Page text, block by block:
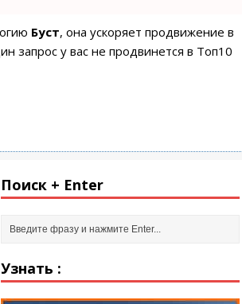
Буст, она ускоряет продвижение в
запрос у вас не продвинется в Топ10
Поиск + Enter
Узнать :